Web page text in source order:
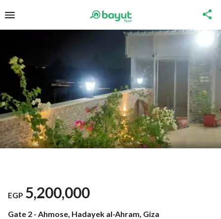
EGP 5,200,000
Gate 2 - Ahmose, Hadayek al-Ahram, Giza